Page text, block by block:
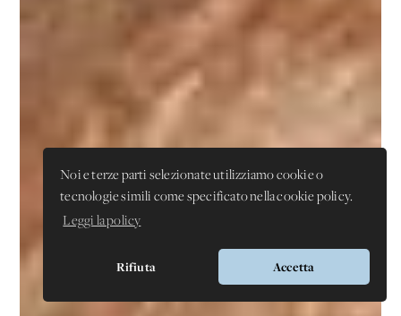
Noi e terze parti selezionate utilizziamo cookie o
tecnologie simili come specificato nella cookie policy.
Leggi la policy
Rifiuta Accetta